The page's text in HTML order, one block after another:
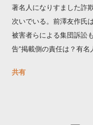
著名人になりすました詐
次いでいる。前澤友作氏
被害者らによる集団訴訟
告”掲載側の責任は？有
https://newsdig.tbs.co.jp/
共有